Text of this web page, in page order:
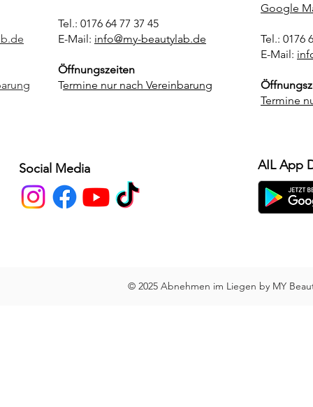
Tel.: 0176 64 77 37 45
E-Mail: info@my-beautylab.de
Öffnungszeiten
Termine nur nach Vereinbarung
Google
Tel.: 0176
E-Mail:
Termine
Social Media AIL App
© 2025 Abnehmen im Liegen by MY